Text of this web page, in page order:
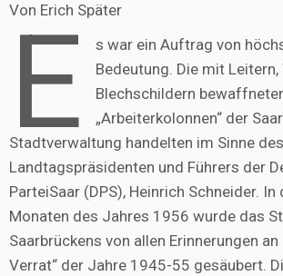
Von Erich Später
E
s war ein Auftrag von
Bedeutung. Die mit
Blechschildern
„Arbeiterkolonnen“ der
Stadtverwaltung handelten im Sinne
Landtagspräsidenten und Führers der
ParteiSaar (DPS), Heinrich Schneider. In
Monaten des Jahres 1956 wurde das
Saarbrückens von allen Erinnerungen
Verrat“ der Jahre 1945-55 gesäubert.